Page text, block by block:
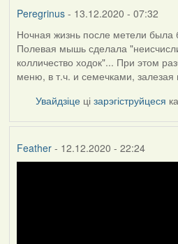
Peregrinus- 13.12.2020 - 07:32
Ночная жизнь после метели была
Полевая мышь сделала
колличество ходок"... При этом
меню, в т.ч. и семечками, залезая
Увайдзіце цізарэгіструйцеся
Feather- 12.12.2020 - 22:24